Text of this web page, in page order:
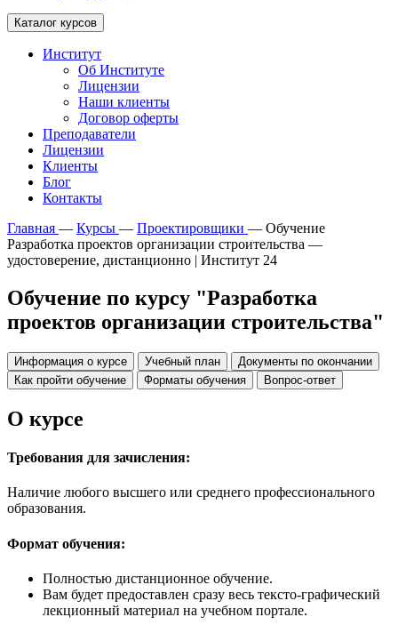
Каталог курсов
Институт
Об Институте
Лицензии
Наши клиенты
Договор оферты
Преподаватели
Лицензии
Клиенты
Блог
Контакты
Главная — Курсы — Проектировщики — Обучение
Разработка проектов организации строительства —
удостоверение, дистанционно | Институт 24
Обучение по курсу "Разработка
проектов организации строительства"
Информация о курсе Учебный план
Документы по окончании
Как пройти обучение
Форматы обучения Вопрос-ответ
О курсе
Требования для зачисления:
Наличие любого высшего или среднего профессионального
образования.
Формат обучения:
Полностью дистанционное обучение.
Вам будет предоставлен сразу весь тексто-графический
лекционный материал на учебном портале.